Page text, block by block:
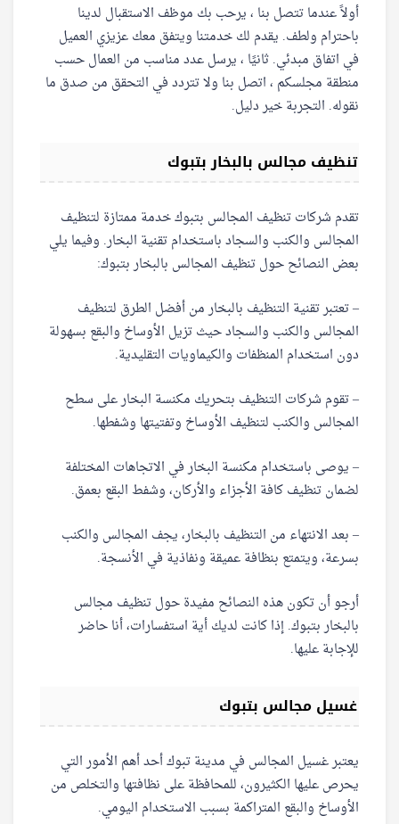
أولاً عندما تتصل بنا ، يرحب بك موظف الاستقبال لدينا
باحترام ولطف. يقدم لك خدمتنا ويتفق معك عزيزي العميل
في اتفاق مبدئي. ثانيًا ، يرسل عدد مناسب من العمال حسب
منطقة مجلسكم ، اتصل بنا ولا تتردد في التحقق من صدق ما
نقوله. التجربة خير دليل.
تنظيف مجالس بالبخار بتبوك
تقدم شركات تنظيف المجالس بتبوك خدمة ممتازة لتنظيف
المجالس والكنب والسجاد باستخدام تقنية البخار. وفيما يلي
بعض النصائح حول تنظيف المجالس بالبخار بتبوك:
– تعتبر تقنية التنظيف بالبخار من أفضل الطرق لتنظيف
المجالس والكنب والسجاد حيث تزيل الأوساخ والبقع بسهولة
دون استخدام المنظفات والكيماويات التقليدية.
– تقوم شركات التنظيف بتحريك مكنسة البخار على سطح
المجالس والكنب لتنظيف الأوساخ وتفتيتها وشفطها.
– يوصى باستخدام مكنسة البخار في الاتجاهات المختلفة
لضمان تنظيف كافة الأجزاء والأركان، وشفط البقع بعمق.
– بعد الانتهاء من التنظيف بالبخار، يجف المجالس والكنب
بسرعة، ويتمتع بنظافة عميقة ونفاذية في الأنسجة.
أرجو أن تكون هذه النصائح مفيدة حول تنظيف مجالس
بالبخار بتبوك. إذا كانت لديك أية استفسارات، أنا حاضر
للإجابة عليها.
غسيل مجالس بتبوك
يعتبر غسيل المجالس في مدينة تبوك أحد أهم الأمور التي
يحرص عليها الكثيرون، للمحافظة على نظافتها والتخلص من
الأوساخ والبقع المتراكمة بسبب الاستخدام اليومي.